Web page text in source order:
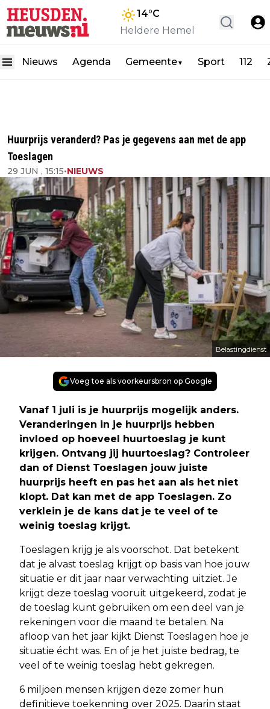
14°C
Heldere Hemel
Nieuws Agenda Gemeente▼ Sport 112
Huurprijs veranderd? Pas je gegevens aan met de app
Toeslagen
29 JUN , 15:15•NIEUWS
Belastingdienst
Voeg toe als voorkeursbron op Google
Vanaf 1 juli is je huurprijs mogelijk anders.
Veranderingen in je huurprijs hebben
invloed op hoeveel huurtoeslag je kunt
krijgen. Ontvang jij huurtoeslag? Controleer
dan of Dienst Toeslagen jouw juiste
huurprijs heeft en pas het aan als het niet
klopt. Dat kan met de app Toeslagen. Zo
verklein je de kans dat je te veel of te
weinig toeslag krijgt.
Toeslagen krijg je als voorschot. Dat betekent
dat je alvast toeslag krijgt op basis van hoe jouw
situatie er dit jaar naar verwachting uitziet. Je
krijgt deze toeslag vooruit uitgekeerd, zodat je
de toeslag kunt gebruiken om een deel van je
rekeningen voor die maand te betalen. Na
afloop van het jaar kijkt Dienst Toeslagen hoe je
situatie écht was. En of je het juiste bedrag, te
veel of te weinig toeslag hebt gekregen.
6 miljoen mensen krijgen deze zomer hun
definitieve toekenning over 2025. Daarin staat